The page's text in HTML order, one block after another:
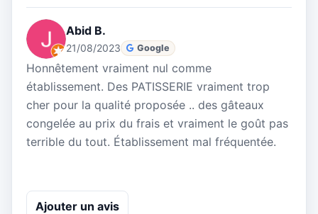
Abid B.
21/08/2023 Google
Honnêtement vraiment nul comme
établissement. Des PATISSERIE vraiment trop
cher pour la qualité proposée .. des gâteaux
congelée au prix du frais et vraiment le goût pas
terrible du tout. Établissement mal fréquentée.
Ajouter un avis